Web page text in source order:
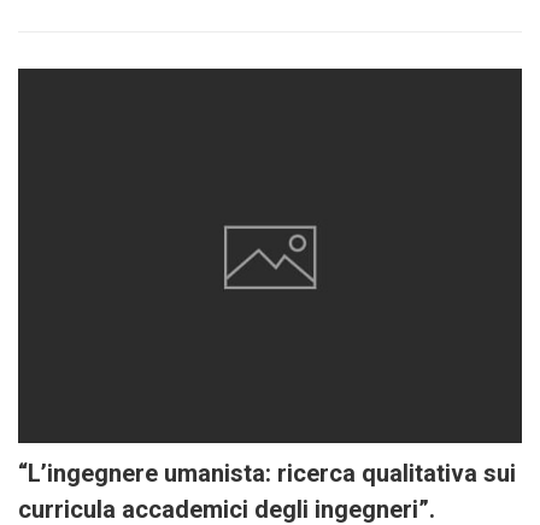
“L’ingegnere umanista: ricerca qualitativa sui
curricula accademici degli ingegneri”.